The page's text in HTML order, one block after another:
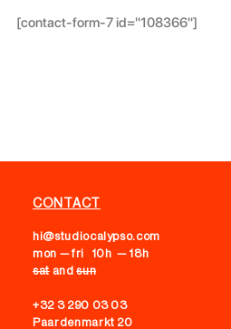
[contact-form-7 id="108366"]
CONTACT
hi@studiocalypso.com
mon — fri 10h — 18h
satandsun
+32 3 290 03 03
Paardenmarkt 20